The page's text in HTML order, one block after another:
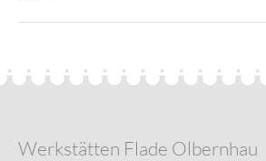
Werkstätten Flade Olbernhau